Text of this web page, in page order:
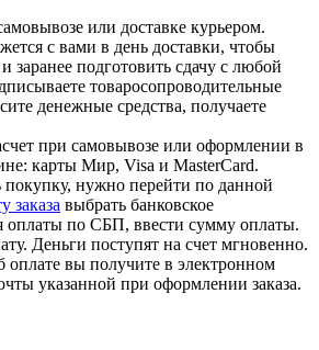
или доставке курьером.
с вами в день доставки, чтобы
заранее подготовить сдачу с любой
товаросопроводительные
денежные средства, получаете
при самовывозе или оформлении в
карты Мир, Visa и MasterCard.
покупку, нужно перейти по данной
заказа выбрать банковское
оплаты по СБП, ввести сумму оплаты.
Деньги поступят на счет мгновенно.
вы получите в электронном
указанной при оформлении заказа.